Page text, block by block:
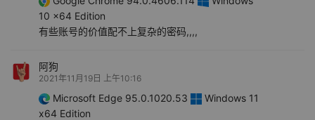
10 x64 Edition
有些账号的价值配不上复杂的密码,,,,
阿狗
2021年11月19日 上午10:16
Microsoft Edge 95.0.1020.53
Windows 11
x64 Edition